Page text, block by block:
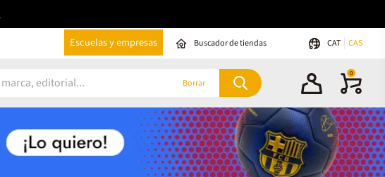
Escuelas y empresas Buscador de tiendas CAT CAS
Borrar
0